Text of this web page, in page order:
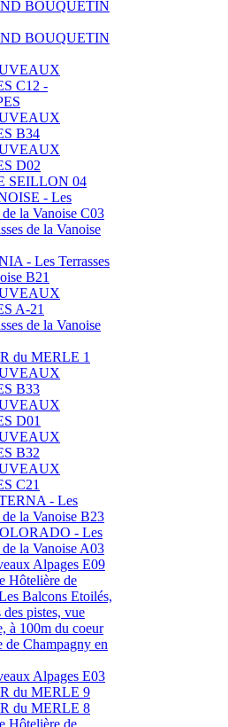
BOUQUETIN
BOUQUETIN
C12 -
B34
D02
SEILLON 04
- Les
de la Vanoise C03
de la Vanoise
- Les Terrasses
B21
A-21
de la Vanoise
du MERLE 1
B33
D01
B32
C21
- Les
de la Vanoise B23
- Les
de la Vanoise A03
Alpages E09
Hôtelière de
Balcons Etoilés,
pistes, vue
à 100m du coeur
de Champagny en
Alpages E03
du MERLE 9
du MERLE 8
Hôtelière de